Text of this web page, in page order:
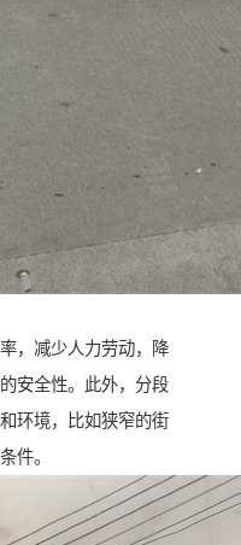
，减少人力劳动，降
安全性。此外，分段
环境，比如狭窄的街
件。